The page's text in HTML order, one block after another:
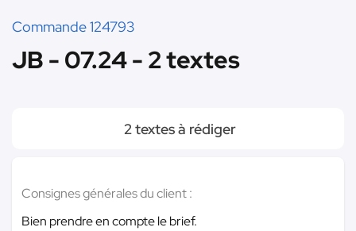
Commande 124793
JB - 07.24 - 2 textes
2 textes à rédiger
Consignes générales du client :
Bien prendre en compte le brief.